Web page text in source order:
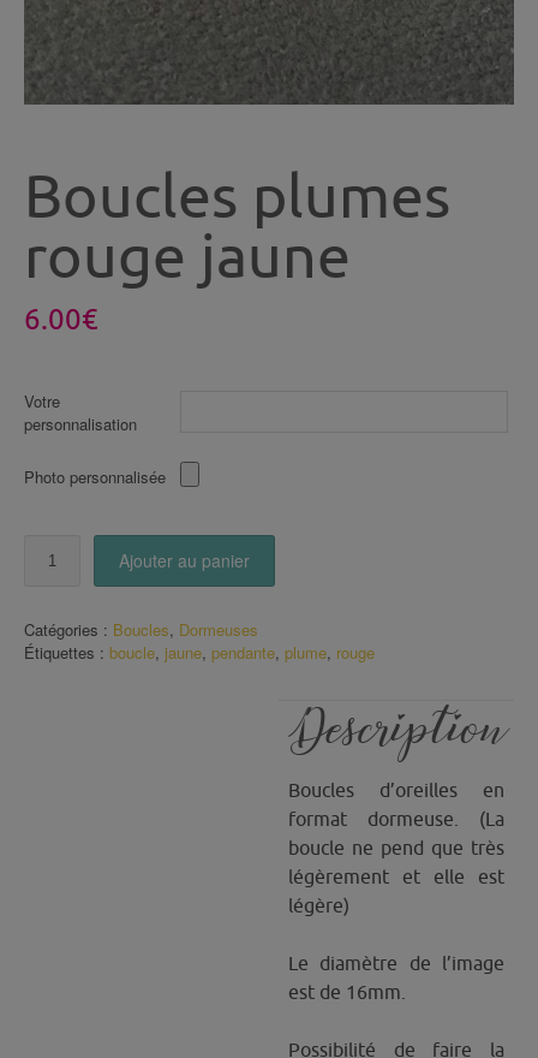
Boucles plumes
rouge jaune
6.00€
Votre
personnalisation
Photo personnalisée
rouge
jaune
Ajouter au panier
Catégories : Boucles, Dormeuses
Étiquettes : boucle, jaune, pendante, plume, rouge
Description
Boucles d’oreilles en
format dormeuse. (La
boucle ne pend que très
légèrement et elle est
légère)
Le diamètre de l’image
est de 16mm.
Possibilité de faire la